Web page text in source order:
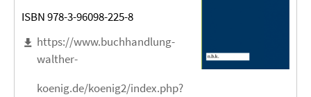
ISBN 978-3-96098-225-8
https://www.buchhandlung-
walther-
koenig.de/koenig2/index.php?